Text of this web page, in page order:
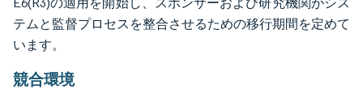
テムと監督プロセスを整合させるための移行期間を定めて
います。
競合環境